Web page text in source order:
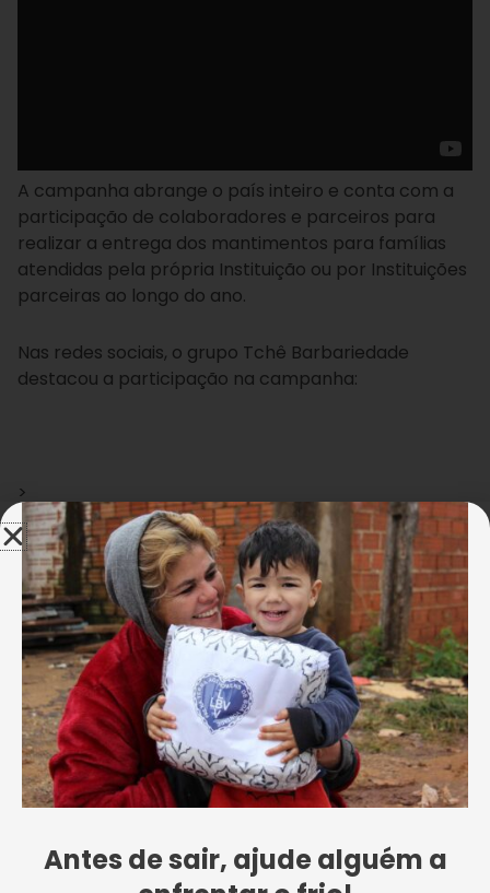
A campanha abrange o país inteiro e conta com a
participação de colaboradores e parceiros para
realizar a entrega dos mantimentos para famílias
atendidas pela própria Instituição ou por Instituições
parceiras ao longo do ano.
Nas redes sociais, o grupo Tchê Barbariedade
destacou a participação na campanha:
>
Antes de sair, ajude alguém a